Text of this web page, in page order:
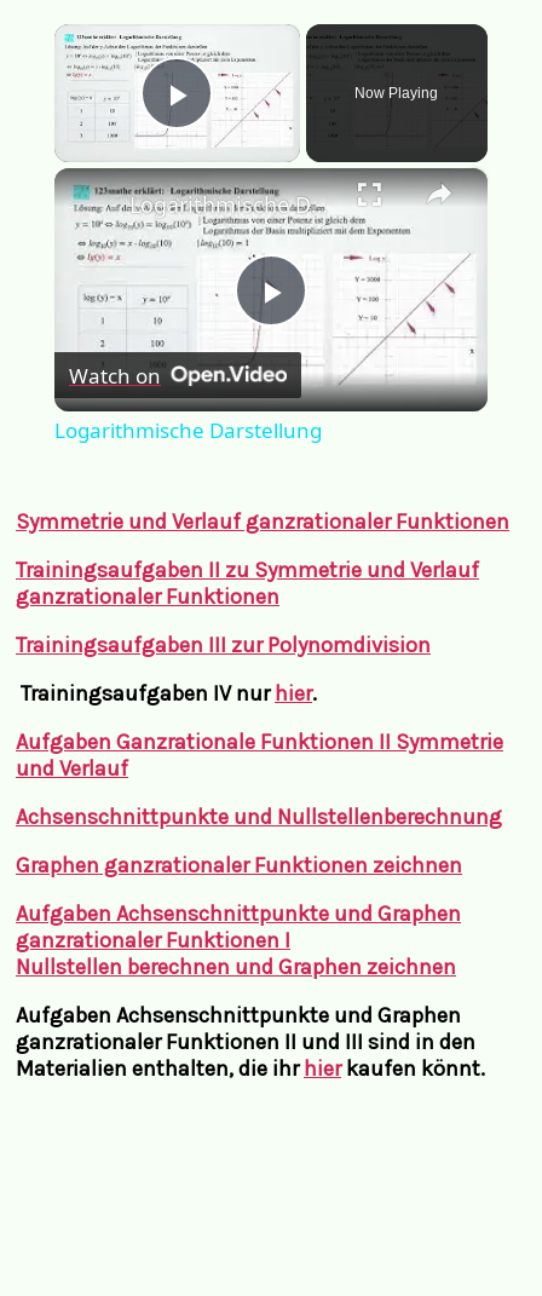
×
Play Video
Now Playing
×
Play
Video
Logarithmische Darstellung
Watch on
Logarithmische Darstellung
Symmetrie und Verlauf ganzrationaler Funktionen
Trainingsaufgaben II zu Symmetrie und Verlauf
ganzrationaler Funktionen
Trainingsaufgaben III zur Polynomdivision
Trainingsaufgaben IV nurhier.
Aufgaben Ganzrationale Funktionen II Symmetrie
und Verlauf
Achsenschnittpunkte und Nullstellenberechnung
Graphen ganzrationaler Funktionen zeichnen
Aufgaben Achsenschnittpunkte und Graphen
ganzrationaler Funktionen I
Nullstellen berechnen und Graphen zeichnen
Aufgaben Achsenschnittpunkte und Graphen
ganzrationaler Funktionen II und III sind in den
Materialien enthalten, die ihrhierkaufen könnt.